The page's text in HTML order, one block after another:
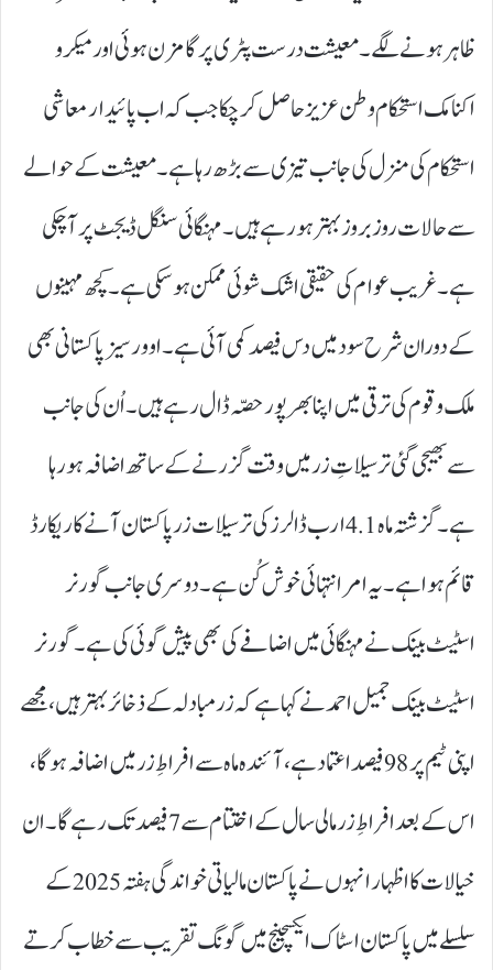
ظاہر ہونے لگے۔ معیشت درست پٹری پر گامزن ہوئی اور میکرو
اکنامک استحکام وطن عزیز حاصل کرچکا جب کہ اب پائیدار معاشی
استحکام کی منزل کی جانب تیزی سے بڑھ رہا ہے۔ معیشت کے حوالے
سے حالات روز بروز بہتر ہورہے ہیں۔ مہنگائی سنگل ڈیجٹ پر آچکی
ہے۔ غریب عوام کی حقیقی اشک شوئی ممکن ہوسکی ہے۔ کچھ مہینوں
کے دوران شرح سود میں دس فیصد کمی آئی ہے۔ اوور سیز پاکستانی بھی
ملک و قوم کی ترقی میں اپنا بھرپور حصّہ ڈال رہے ہیں۔ اُن کی جانب
سے بھیجی گئی ترسیلاتِ زر میں وقت گزرنے کے ساتھ اضافہ ہورہا
ہے۔ گزشتہ ماہ 4.1 ارب ڈالرز کی ترسیلات زر پاکستان آنے کا ریکارڈ
قائم ہوا ہے۔ یہ امر انتہائی خوش کُن ہے۔ دوسری جانب گورنر
اسٹیٹ بینک نے مہنگائی میں اضافے کی بھی پیش گوئی کی ہے۔گورنر
اسٹیٹ بینک جمیل احمد نے کہا ہے کہ زرمبادلہ کے ذخائر بہتر ہیں، مجھے
اپنی ٹیم پر 98 فیصد اعتماد ہے، آئندہ ماہ سے افراطِ زر میں اضافہ ہوگا،
اس کے بعد افراطِ زر مالی سال کے اختتام سے 7 فیصد تک رہے گا۔ ان
خیالات کا اظہار انہوں نے پاکستان مالیاتی خواندگی ہفتہ 2025 کے
سلسلے میں پاکستان اسٹاک ایکسچینج میں گونگ تقریب سے خطاب کرتے